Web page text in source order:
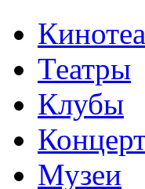
Театры
Клубы
Музеи